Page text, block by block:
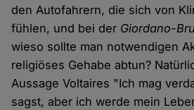
den Autofahrern, die sich von
fühlen, und bei der Giordano-
wieso sollte man notwendigen
religiöses Gehabe abtun?
Aussage Voltaires "Ich mag
sagst, aber ich werde mein